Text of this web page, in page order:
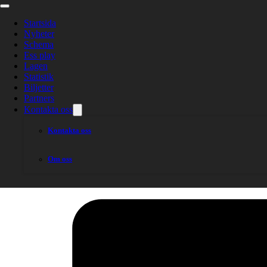
Startsida
Nyheter
Schema
Ess play
Lagen
Statistik
Biljetter
Partners
Kontakta oss
Kontakta oss
Om oss
Vetlanda